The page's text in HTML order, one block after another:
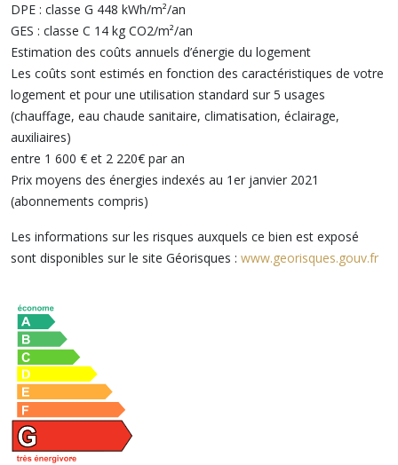
DPE : classe G 448 kWh/m²/an
GES : classe C 14 kg CO2/m²/an
Estimation des coûts annuels d’énergie du logement
Les coûts sont estimés en fonction des caractéristiques de votre
logement et pour une utilisation standard sur 5 usages
(chauffage, eau chaude sanitaire, climatisation, éclairage,
auxiliaires)
entre 1 600 € et 2 220€ par an
Prix moyens des énergies indexés au 1er janvier 2021
(abonnements compris)
Les informations sur les risques auxquels ce bien est exposé
sont disponibles sur le site Géorisques : www.georisques.gouv.fr